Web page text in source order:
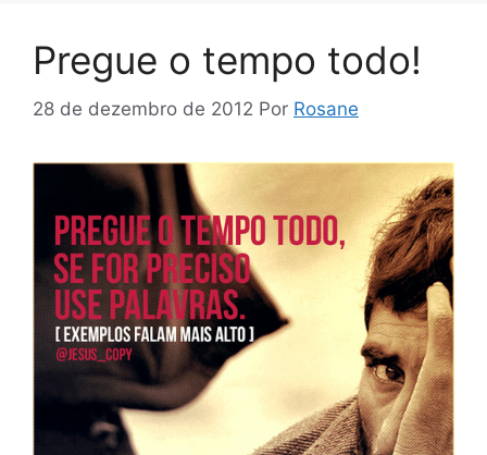
Pregue o tempo todo!
28 de dezembro de 2012 Por Rosane